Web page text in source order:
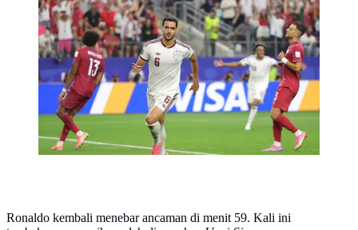
Selebrasi gol Mikel Merino ketika Spanyol
mengalahkan Portugal di 16 besar Piala Dunia 2026
(AFP)
Ronaldo kembali menebar ancaman di menit 59. Kali ini